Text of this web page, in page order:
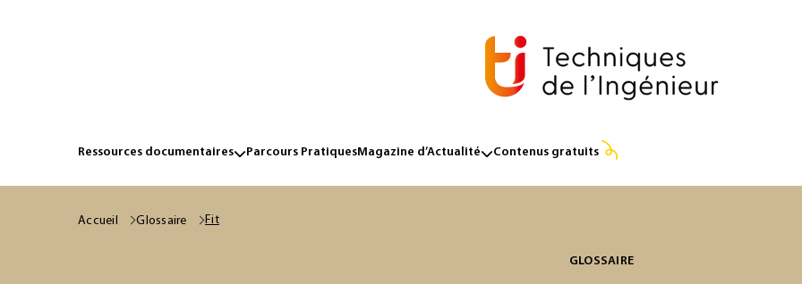
Ressources documentaires Parcours PratiquesMagazine d’Actualité Contenus gratuits
Accueil Glossaire Fit
GLOSSAIRE